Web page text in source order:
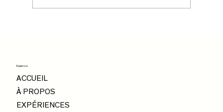
Découvrez les plus belles aventures de
Explorez
ACCUEIL
À PROPOS
EXPÉRIENCES